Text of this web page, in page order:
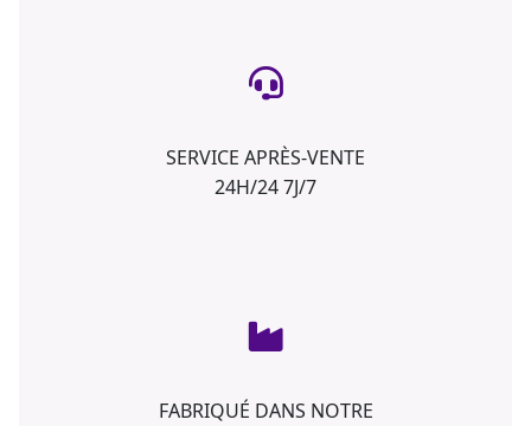
SERVICE APRÈS-VENTE
24H/24 7J/7
FABRIQUÉ DANS NOTRE